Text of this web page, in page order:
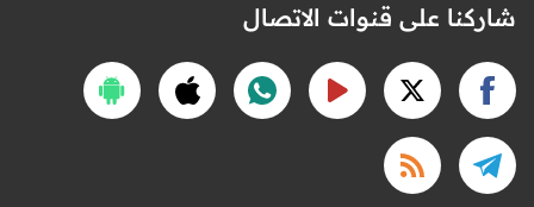
شاركنا على قنوات الاتصال